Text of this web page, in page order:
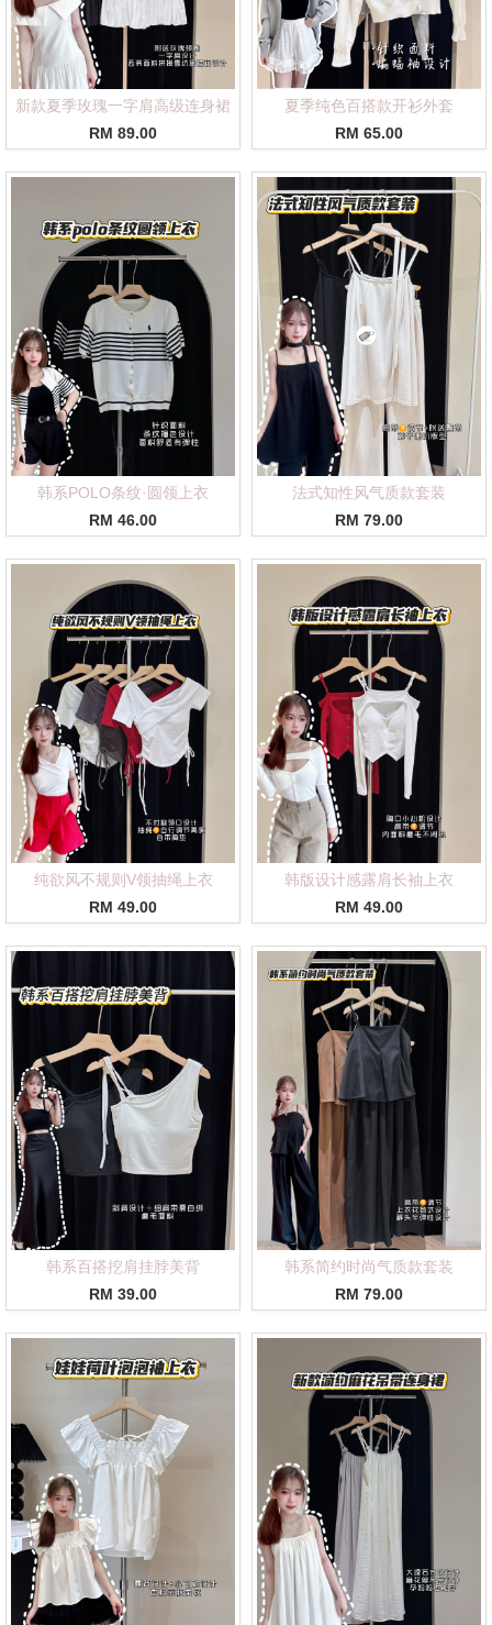
新款夏季玫瑰一字肩高级连身裙
RM 89.00
夏季纯色百搭款开衫外套
RM 65.00
韩系POLO条纹·圆领上衣
RM 46.00
法式知性风气质款套装
RM 79.00
纯欲风不规则V领抽绳上衣
RM 49.00
韩版设计感露肩长袖上衣
RM 49.00
韩系百搭挖肩挂脖美背
RM 39.00
韩系简约时尚气质款套装
RM 79.00